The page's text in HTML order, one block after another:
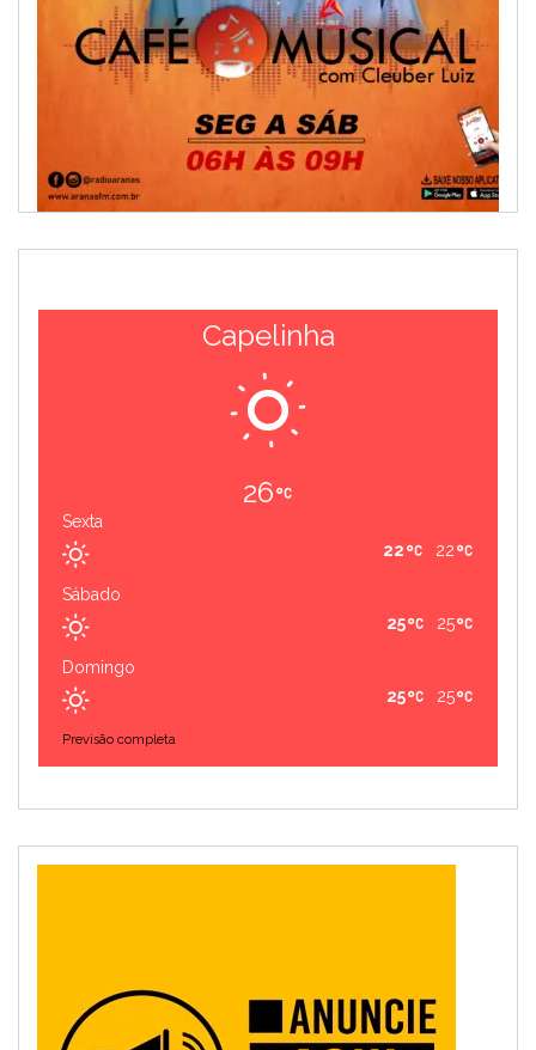
Capelinha
26
Sexta
22
22
Sábado
25
25
Domingo
25
25
Previsão completa